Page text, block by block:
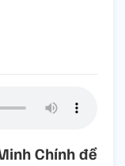
Chính đề